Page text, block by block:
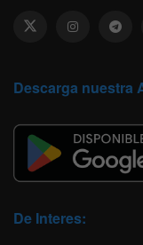
Descarga nuestra
De Interes: